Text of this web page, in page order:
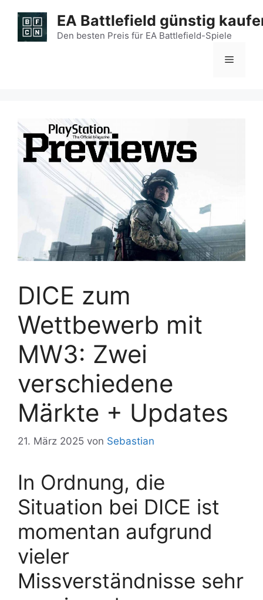
Inhalt
springen
EA Battlefield günstig
Den besten Preis für EA Battlefield-Spiele
Menü
DICE zum
Wettbewerb mit
MW3: Zwei
verschiedene
Märkte + Updates
21. März 2025 von Sebastian
In Ordnung, die
Situation bei DICE ist
momentan aufgrund
vieler
Missverständnisse sehr